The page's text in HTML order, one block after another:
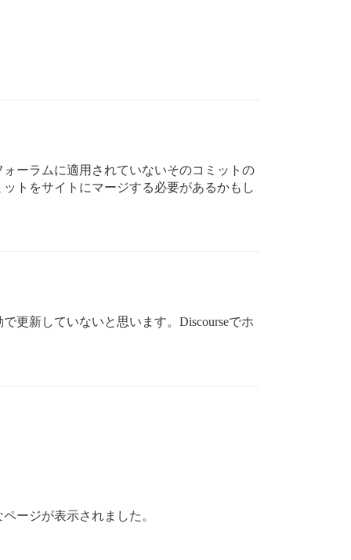
ーラムに適用されていないそのコミットの
トをサイトにマージする必要があるかもし
更新していないと思います。Discourseでホ
ージが表示されました。